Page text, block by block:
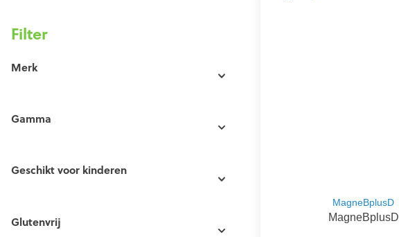
Filter
Merk
Gamma
Geschikt voor kinderen
Glutenvrij
MagneBplusD
MagneBplusD